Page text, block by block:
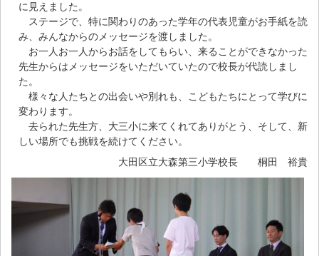
に見えました。
ステージで、特に関わりのあった学年の代表児童がお手紙を読
み、みんなからのメッセージを渡しました。
お一人お一人からお話をしてもらい、来ることができなかった
先生からはメッセージをいただいていたので校長が代読しまし
た。
様々な人たちとの出会いや別れも、こどもたちにとって学びに
変わります。
去られた先生方、大三小に来てくれてありがとう、そして、新
しい場所でも挑戦を続けてください。
大田区立大森第三小学校長 桐田 裕貴